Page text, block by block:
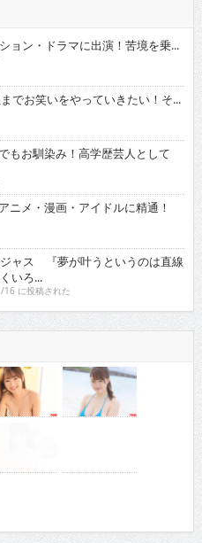
ョン・ドラマに出演！苦境を乗...
でお笑いをやっていきたい！そ...
もお馴染み！高学歴芸人として
メ・漫画・アイドルに精通！
叶うというのは直線ではなくい